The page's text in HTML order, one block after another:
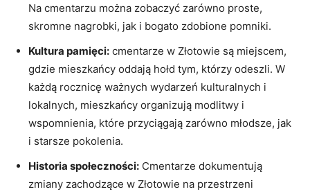
Na ‌cmentarzu można zobaczyć ‍zarówno proste,
skromne⁣ nagrobki, jak i bogato zdobione pomniki.
Kultura pamięci: cmentarze w Złotowie⁣ są miejscem,
gdzie mieszkańcy oddają hołd tym, którzy odeszli. W
każdą ‍rocznicę ważnych wydarzeń kulturalnych i
lokalnych, mieszkańcy organizują modlitwy i‌
wspomnienia, które przyciągają ⁤zarówno młodsze,‌ jak
i starsze pokolenia.
Historia społeczności: Cmentarze ⁣dokumentują
zmiany zachodzące w ⁤Złotowie na⁢ przestrzeni